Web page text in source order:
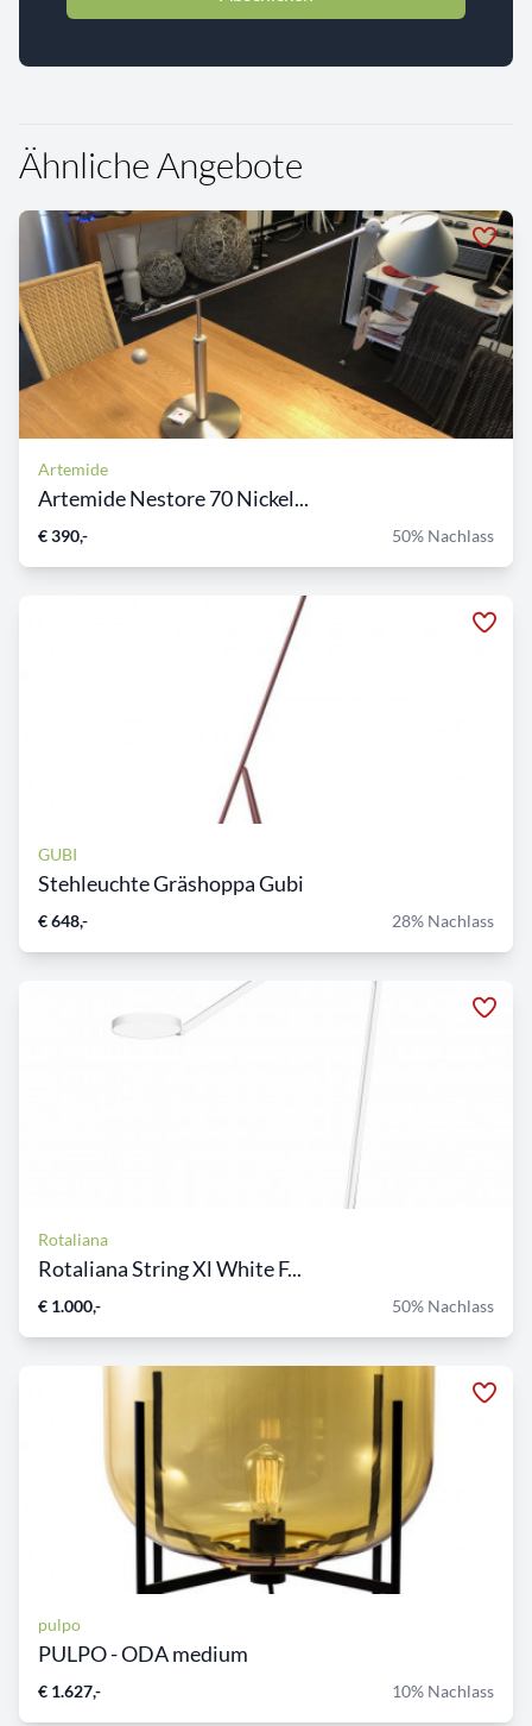
Ähnliche Angebote
Artemide
Artemide Nestore 70 Nickel...
€ 390,- 50% Nachlass
GUBI
Stehleuchte Gräshoppa Gubi
€ 648,- 28% Nachlass
Rotaliana
Rotaliana String Xl White F...
€ 1.000,- 50% Nachlass
pulpo
PULPO - ODA medium
€ 1.627,- 10% Nachlass